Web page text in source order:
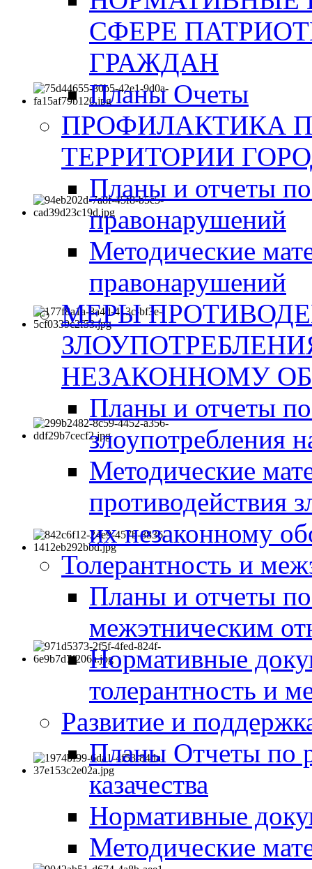
СФЕРЕ
ГРАЖДАН
Планы Очеты
ПРОФИЛАКТИКА
ТЕРРИТОРИИ
Планы и отчеты
правонарушений
Методические
правонарушений
МЕРЫ
НЕЗАКОННОМУ
Планы и отчеты
злоупотребления
Методические
противодействия
их незаконному
Толерантность и
Планы и отчеты
межэтническим
Нормативные
толерантность и
Развитие и
Планы Отчеты по
казачества
Нормативные
Методические